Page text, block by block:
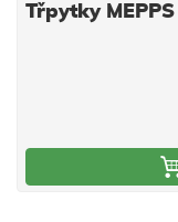
Třpytky